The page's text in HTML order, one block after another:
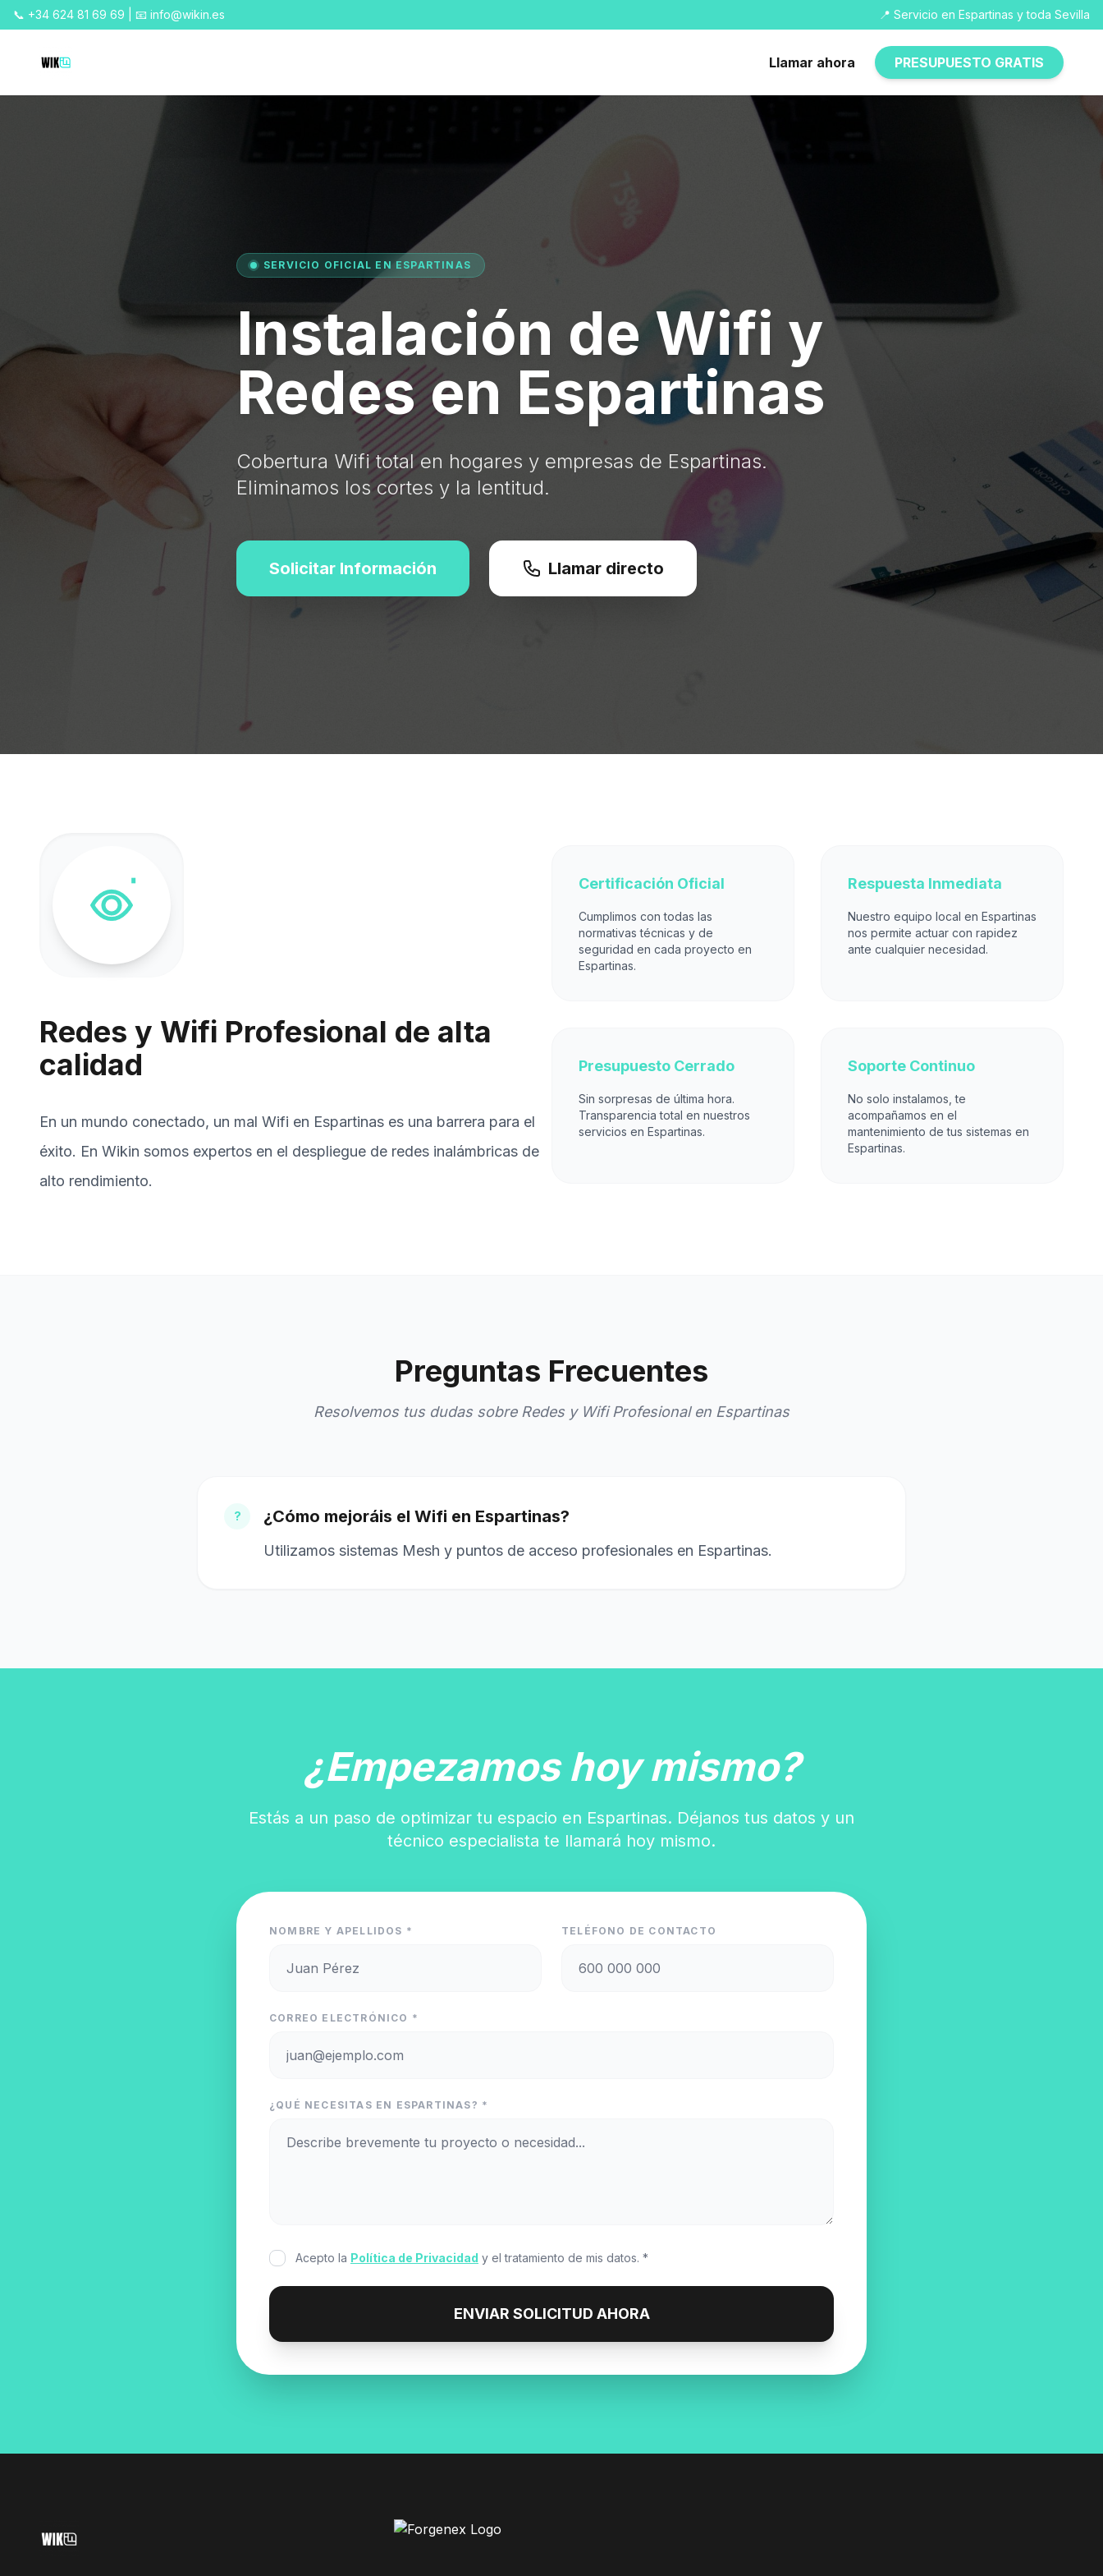
📞 +34 624 81 69 69 | 📧 info@wikin.es 📍 Servicio en Espartinas y toda Sevilla
Llamar ahora PRESUPUESTO GRATIS
SERVICIO OFICIAL EN ESPARTINAS
Instalación de Wifi y
Redes en Espartinas
Cobertura Wifi total en hogares y empresas de Espartinas.
Eliminamos los cortes y la lentitud.
Solicitar Información Llamar directo
Redes y Wifi Profesional de alta
calidad
En un mundo conectado, un mal Wifi en Espartinas es una barrera para el
éxito. En Wikin somos expertos en el despliegue de redes inalámbricas de
alto rendimiento.
Certificación Oficial
Cumplimos con todas las
normativas técnicas y de
seguridad en cada proyecto en
Espartinas.
Respuesta Inmediata
Nuestro equipo local en Espartinas
nos permite actuar con rapidez
ante cualquier necesidad.
Presupuesto Cerrado
Sin sorpresas de última hora.
Transparencia total en nuestros
servicios en Espartinas.
Soporte Continuo
No solo instalamos, te
acompañamos en el
mantenimiento de tus sistemas en
Espartinas.
Preguntas Frecuentes
Resolvemos tus dudas sobre Redes y Wifi Profesional en Espartinas
? ¿Cómo mejoráis el Wifi en Espartinas?
Utilizamos sistemas Mesh y puntos de acceso profesionales en Espartinas.
¿Empezamos hoy mismo?
Estás a un paso de optimizar tu espacio en Espartinas. Déjanos tus datos y un
técnico especialista te llamará hoy mismo.
NOMBRE Y APELLIDOS * TELÉFONO DE CONTACTO
CORREO ELECTRÓNICO *
¿QUÉ NECESITAS EN ESPARTINAS? *
Acepto la Política de Privacidad y el tratamiento de mis datos. *
ENVIAR SOLICITUD AHORA